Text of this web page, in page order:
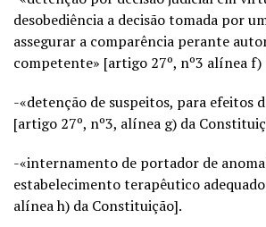
desobediência a decisão tomada por
assegurar a comparência perante
competente» [artigo 27º, nº3 alínea
-«detenção de suspeitos, para efeitos
[artigo 27º, nº3, alínea g) da
-«internamento de portador de
estabelecimento terapêutico
alínea h) da Constituição].